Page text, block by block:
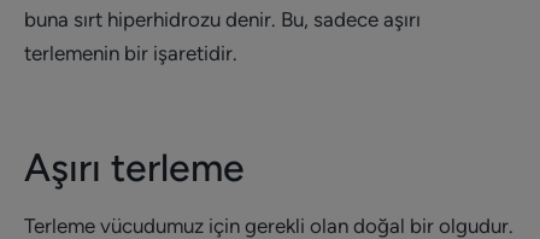
buna sırt hiperhidrozu denir. Bu, sadece aşırı
terlemenin bir işaretidir.
Aşırı terleme
Terleme vücudumuz için gerekli olan doğal bir olgudur.